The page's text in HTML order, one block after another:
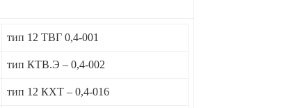
тип 12 ТВГ 0,4-001
тип КТВ.Э – 0,4-002
тип 12 КХТ – 0,4-016